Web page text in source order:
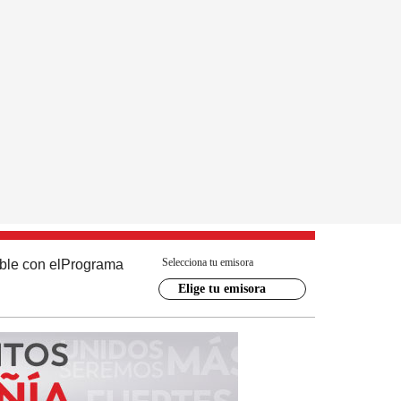
con el Programa Selecciona tu emisora
Elige tu emisora